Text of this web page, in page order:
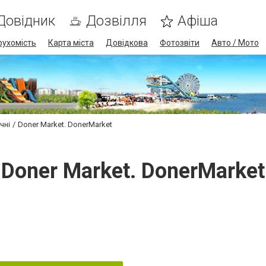
Дозвілля Афіша
Карта міста Довідкова Фотозвіти Авто / Мото
Doner Market. DonerMarket
Doner Market. DonerMarket